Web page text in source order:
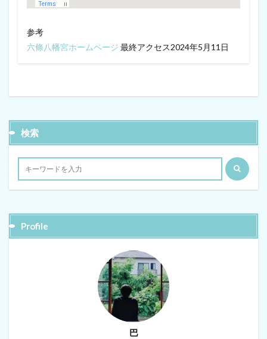
参考
六條八幡宮ホームページ 最終アクセス2024年5月11日
検索
Profile
巴